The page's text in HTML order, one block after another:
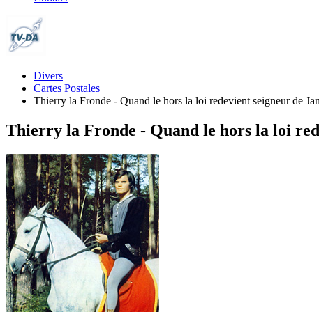
Divers
Cartes Postales
Thierry la Fronde - Quand le hors la loi redevient seigneur de
Thierry la Fronde - Quand le hors la loi